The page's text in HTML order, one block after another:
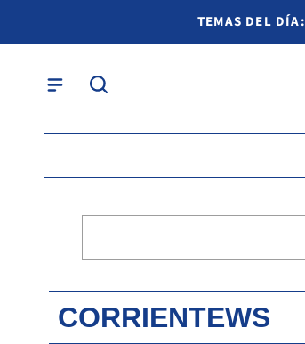
TEMAS DEL DÍA:
CORRIENTEWS